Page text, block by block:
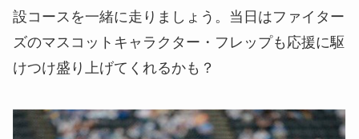
設コースを一緒に走りましょう。当日はファイター
ズのマスコットキャラクター・フレップも応援に駆
けつけ盛り上げてくれるかも？